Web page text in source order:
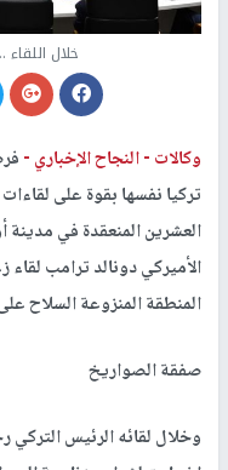
خلال
وكالات -النجاح الإخباري -
تركيا نفسها بقوة على
العشرين المنعقدة في مدينة
الأميركي دونالد ترامب
المنطقة المنزوعة السلاح
صفقة الصواريخ
وخلال لقائه الرئيس